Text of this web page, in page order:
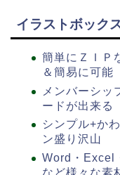
イラストボック
簡単にＺＩＰ
＆簡易に可能
メンバーシッ
ードが出来る
シンプル+か
ン盛り沢山
Word・Excel
など様々な素